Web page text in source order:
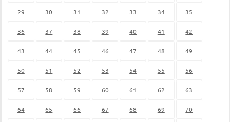
29 30 31 32 33 34 35
36 37 38 39 40 41 42
43 44 45 46 47 48 49
50 51 52 53 54 55 56
57 58 59 60 61 62 63
64 65 66 67 68 69 70